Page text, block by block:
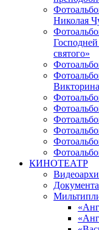
Николая
святого»
КИНОТЕАТР